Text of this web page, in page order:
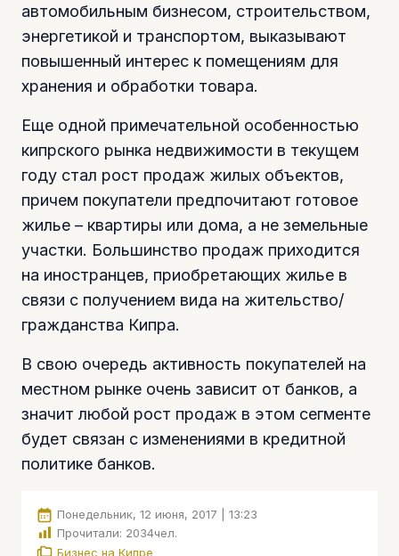
автомобильным бизнесом, строительством,
энергетикой и транспортом, выказывают
повышенный интерес к помещениям для
хранения и обработки товара.
Еще одной примечательной особенностью
кипрского рынка недвижимости в текущем
году стал рост продаж жилых объектов,
причем покупатели предпочитают готовое
жилье – квартиры или дома, а не земельные
участки. Большинство продаж приходится
на иностранцев, приобретающих жилье в
связи с получением вида на жительство/
гражданства Кипра.
В свою очередь активность покупателей на
местном рынке очень зависит от банков, а
значит любой рост продаж в этом сегменте
будет связан с изменениями в кредитной
политике банков.
Понедельник, 12 июня, 2017 | 13:23
Прочитали: 2034чел.
Бизнес на Кипре